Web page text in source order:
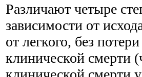
Различают четыре
зависимости от
от легкого, без
клинической смерти